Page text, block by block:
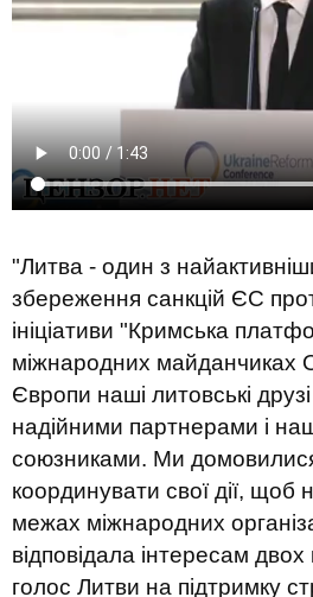
"Литва - один з
збереження санкцій ЄС
ініціативи "Кримська
міжнародних
Європи наші литовські
надійними партнерами і
союзниками. Ми домовилися
координувати свої дії, щоб
межах міжнародних
відповідала інтересам
голос Литви на підтримку